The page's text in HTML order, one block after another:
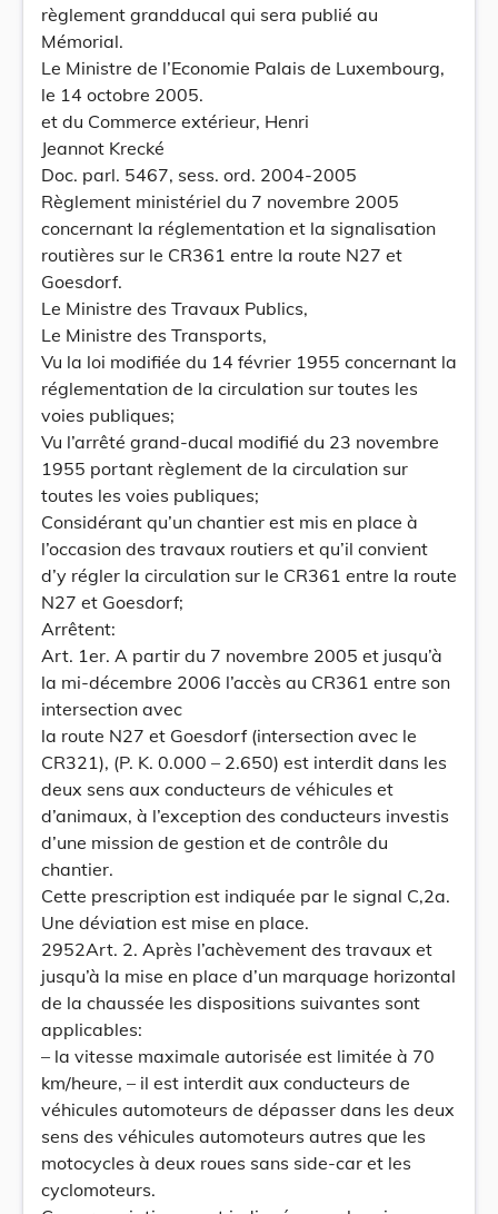
règlement grandducal qui sera publié au
Mémorial.
Le Ministre de l’Economie Palais de Luxembourg,
le 14 octobre 2005.
et du Commerce extérieur, Henri
Jeannot Krecké
Doc. parl. 5467, sess. ord. 2004-2005
Règlement ministériel du 7 novembre 2005
concernant la réglementation et la signalisation
routières sur le CR361 entre la route N27 et
Goesdorf.
Le Ministre des Travaux Publics,
Le Ministre des Transports,
Vu la loi modifiée du 14 février 1955 concernant la
réglementation de la circulation sur toutes les
voies publiques;
Vu l’arrêté grand-ducal modifié du 23 novembre
1955 portant règlement de la circulation sur
toutes les voies publiques;
Considérant qu’un chantier est mis en place à
l’occasion des travaux routiers et qu’il convient
d’y régler la circulation sur le CR361 entre la route
N27 et Goesdorf;
Arrêtent:
Art. 1er. A partir du 7 novembre 2005 et jusqu’à
la mi-décembre 2006 l’accès au CR361 entre son
intersection avec
la route N27 et Goesdorf (intersection avec le
CR321), (P. K. 0.000 – 2.650) est interdit dans les
deux sens aux conducteurs de véhicules et
d’animaux, à l’exception des conducteurs investis
d’une mission de gestion et de contrôle du
chantier.
Cette prescription est indiquée par le signal C,2a.
Une déviation est mise en place.
2952Art. 2. Après l’achèvement des travaux et
jusqu’à la mise en place d’un marquage horizontal
de la chaussée les dispositions suivantes sont
applicables:
– la vitesse maximale autorisée est limitée à 70
km/heure, – il est interdit aux conducteurs de
véhicules automoteurs de dépasser dans les deux
sens des véhicules automoteurs autres que les
motocycles à deux roues sans side-car et les
cyclomoteurs.